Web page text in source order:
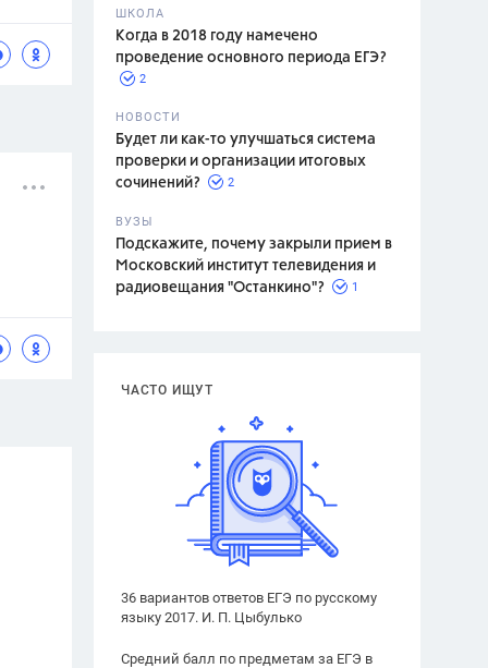
ШКОЛА
Когда в 2018 году намечено
проведение основного периода ЕГЭ?
2
НОВОСТИ
Будет ли как-то улучшаться система
проверки и организации итоговых
сочинений?
2
ВУЗЫ
Подскажите, почему закрыли прием в
Московский институт телевидения и
радиовещания "Останкино"?
1
ЧАСТО ИЩУТ
36 вариантов ответов ЕГЭ по русскому
языку 2017. И. П. Цыбулько
Средний балл по предметам за ЕГЭ в